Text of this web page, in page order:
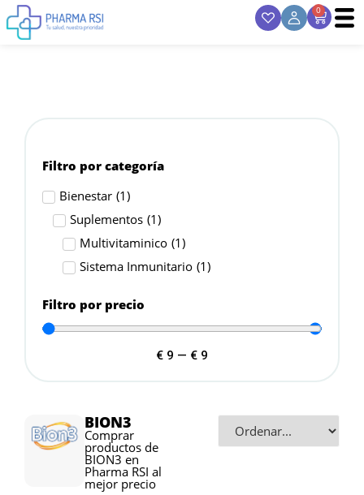
0
Filtro por categoría
Bienestar (1)
Suplementos (1)
Multivitaminico (1)
Sistema Inmunitario (1)
Filtro por precio
€ 9 — € 9
BION3
Comprar
productos de
BION3 en
Pharma RSI al
mejor precio